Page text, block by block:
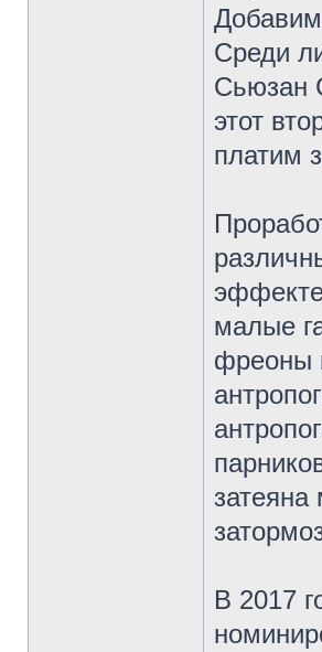
Среди
Сьюзан
этот
платим
малые
фреоны
затеяна
В 2017